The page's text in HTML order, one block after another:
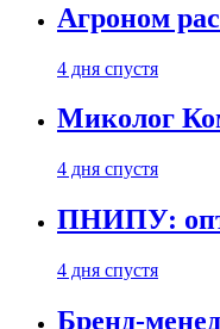
Агроном
4 дня спустя
Миколог
4 дня спустя
ПНИПУ:
4 дня спустя
Бренд-